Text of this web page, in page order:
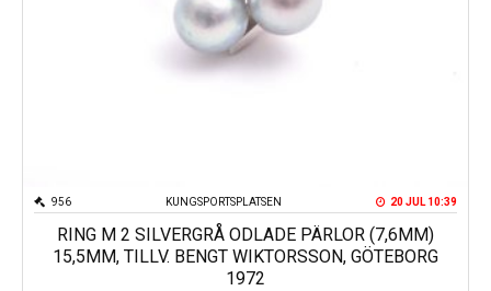
KUNGSPORTSPLATSEN
956 20 JUL 10:39
RING M 2 SILVERGRÅ ODLADE PÄRLOR (7,6MM)
15,5MM, TILLV. BENGT WIKTORSSON, GÖTEBORG
1972